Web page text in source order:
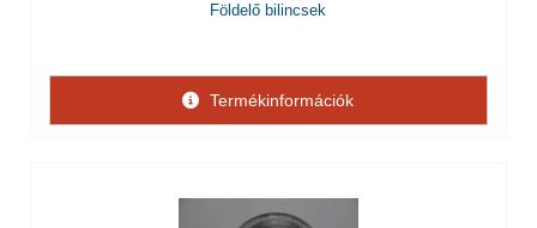
Földelő bilincsek
Termékinformációk